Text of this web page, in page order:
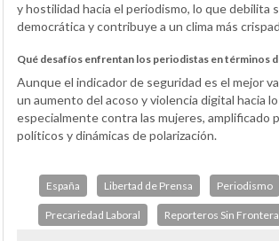
y hostilidad hacia el periodismo, lo que debilita
democrática y contribuye a un clima más
Qué desafíos enfrentan los periodistas en términos
Aunque el indicador de seguridad es el mejor
un aumento del acoso y violencia digital hacia
especialmente contra las mujeres, amplificado
políticos y dinámicas de polarización.
España Libertad de Prensa Periodismo
Precariedad Laboral Reporteros Sin